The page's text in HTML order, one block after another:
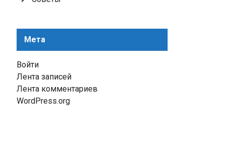
Мета
Войти
Лента записей
Лента комментариев
WordPress.org